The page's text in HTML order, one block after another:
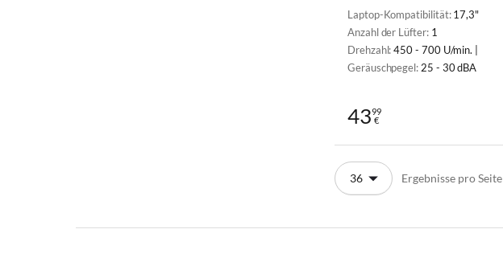
Laptop-Kompatibilität:17,3"
Anzahl der Lüfter: 1
Drehzahl:450 - 700 U/min. |
Geräuschpegel: 25 - 30 dBA
4399
€
Ergebnisse pro Seite